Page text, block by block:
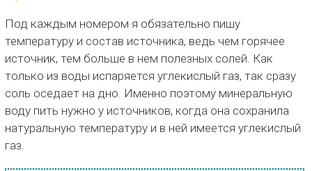
Под каждым номером я обязательно пишу
температуру и состав источника, ведь чем горячее
источник, тем больше в нем полезных солей. Как
только из воды испаряется углекислый газ, так сразу
соль оседает на дно. Именно поэтому минеральную
воду пить нужно у источников, когда она сохранила
натуральную температуру и в ней имеется углекислый
газ.